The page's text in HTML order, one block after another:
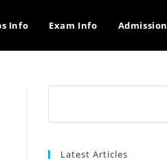
Info Exam Info Admission
Latest Articles